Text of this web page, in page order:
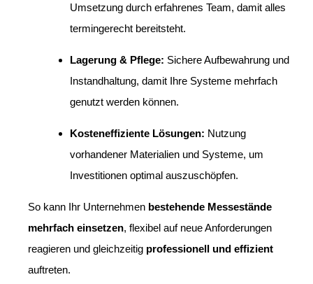
Umsetzung durch erfahrenes Team, damit alles
termingerecht bereitsteht.
Lagerung & Pflege: Sichere Aufbewahrung und
Instandhaltung, damit Ihre Systeme mehrfach
genutzt werden können.
Kosteneffiziente Lösungen: Nutzung
vorhandener Materialien und Systeme, um
Investitionen optimal auszuschöpfen.
So kann Ihr Unternehmen bestehende Messestände
mehrfach einsetzen, flexibel auf neue Anforderungen
reagieren und gleichzeitig professionell und effizient
auftreten.